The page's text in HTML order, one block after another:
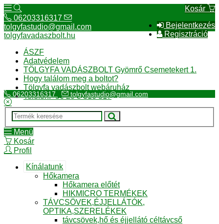
Kosár
Bejelentkezés
Regisztráció
06203316317
tolgyfastudio@gmail.com
tolgyfavadaszbolt.hu
ÁSZF
Adatvédelem
TÖLGYFA VADÁSZBOLT Gyömrő Csemetekert 1.
Hogy találom meg a boltot?
Tölgyfa vadászbolt webáruház
Telefon:+36 20 3 316 317
06203316317 tolgyfastudio@gmail.com
Menü
Kosár
Profil
Kínálatunk
Hőkamera
Hőkamera előtét
HIKMICRO TERMÉKEK
TÁVCSÖVEK,ÉJJELLÁTÓK,
OPTIKA,SZERELÉKEK
távcsövek,hő és éjjellátó céltávcső